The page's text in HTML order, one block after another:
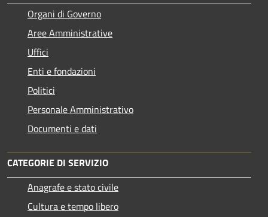
Organi di Governo
Aree Amministrative
Uffici
Enti e fondazioni
Politici
Personale Amministrativo
Documenti e dati
CATEGORIE DI SERVIZIO
Anagrafe e stato civile
Cultura e tempo libero